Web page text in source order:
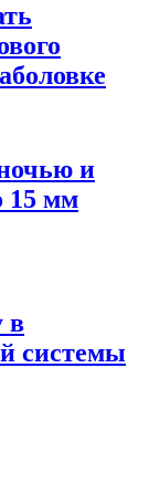
и
15 мм
в
системы